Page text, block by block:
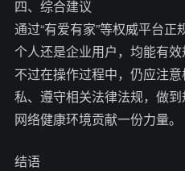
四、综合建议
通过“有爱有家”等权威平台
个人还是企业用户，均能有效
不过在操作过程中，仍应注
私、遵守相关法律法规，做
网络健康环境贡献一份力量。
结语